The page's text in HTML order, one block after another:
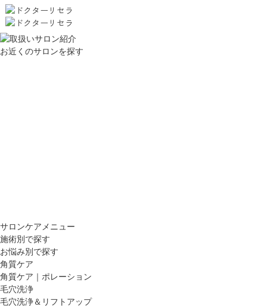
お近くのサロンを探す
サロンケアメニュー
施術別で探す
お悩み別で探す
角質ケア
角質ケア｜ポレーション
毛穴洗浄
毛穴洗浄＆リフトアップ